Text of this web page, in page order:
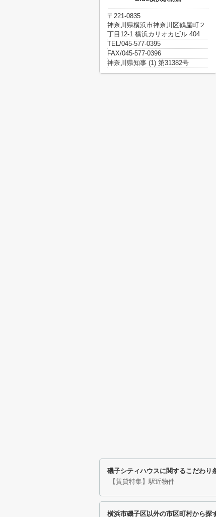
〒221-0835
神奈川県横浜市神奈川区鶴屋町２
丁目12-1 横浜カリオカビル 404
TEL/045-577-0395
FAX/045-577-0396
神奈川県知事 (1) 第31382号
磯子シティハウスに関するこだわり
【賃貸特集】駅近物件
横浜市磯子区以外の市区町村から探